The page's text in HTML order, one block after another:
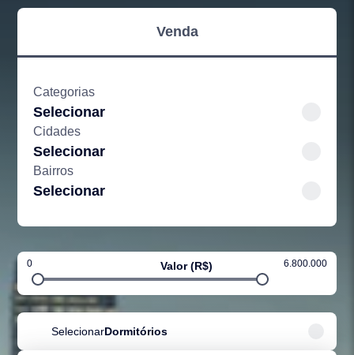
Venda
Categorias
Selecionar
Cidades
Selecionar
Bairros
Selecionar
0 Valor (R$) 6.800.000
SelecionarDormitórios